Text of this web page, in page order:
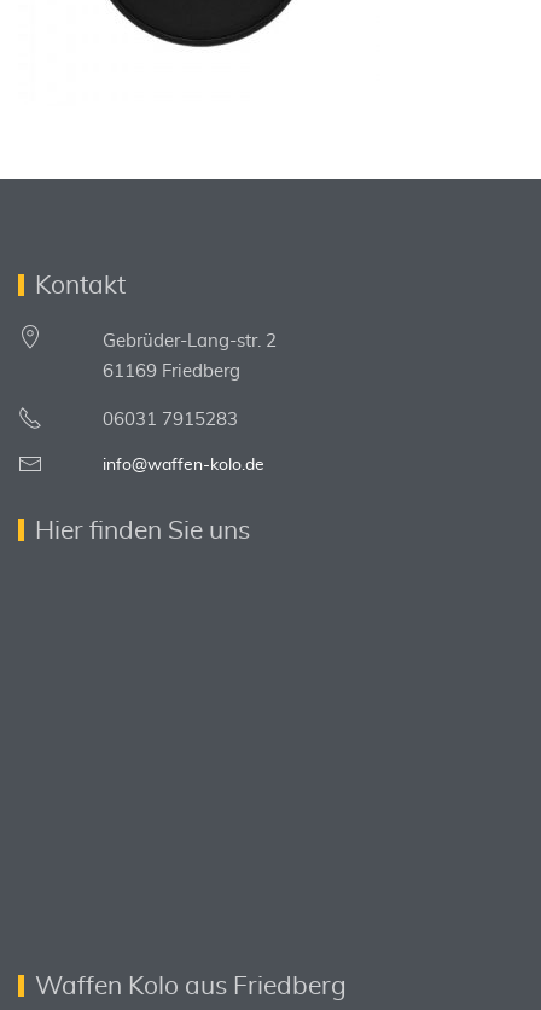
Kontakt
Gebrüder-Lang-str. 2
61169 Friedberg
06031 7915283
info@waffen-kolo.de
Hier finden Sie uns
Waffen Kolo aus Friedberg